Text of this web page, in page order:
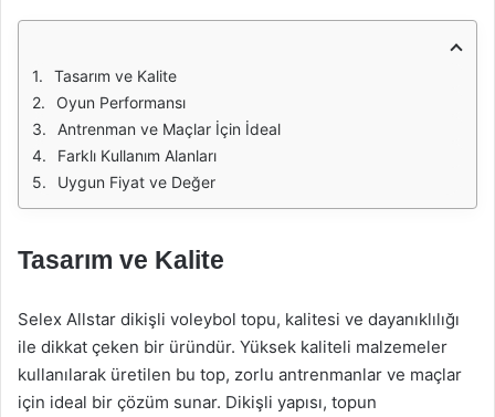
Tasarım ve Kalite
Oyun Performansı
Antrenman ve Maçlar İçin İdeal
Farklı Kullanım Alanları
Uygun Fiyat ve Değer
Tasarım ve Kalite
Selex Allstar dikişli voleybol topu, kalitesi ve dayanıklılığı
ile dikkat çeken bir üründür. Yüksek kaliteli malzemeler
kullanılarak üretilen bu top, zorlu antrenmanlar ve maçlar
için ideal bir çözüm sunar. Dikişli yapısı, topun